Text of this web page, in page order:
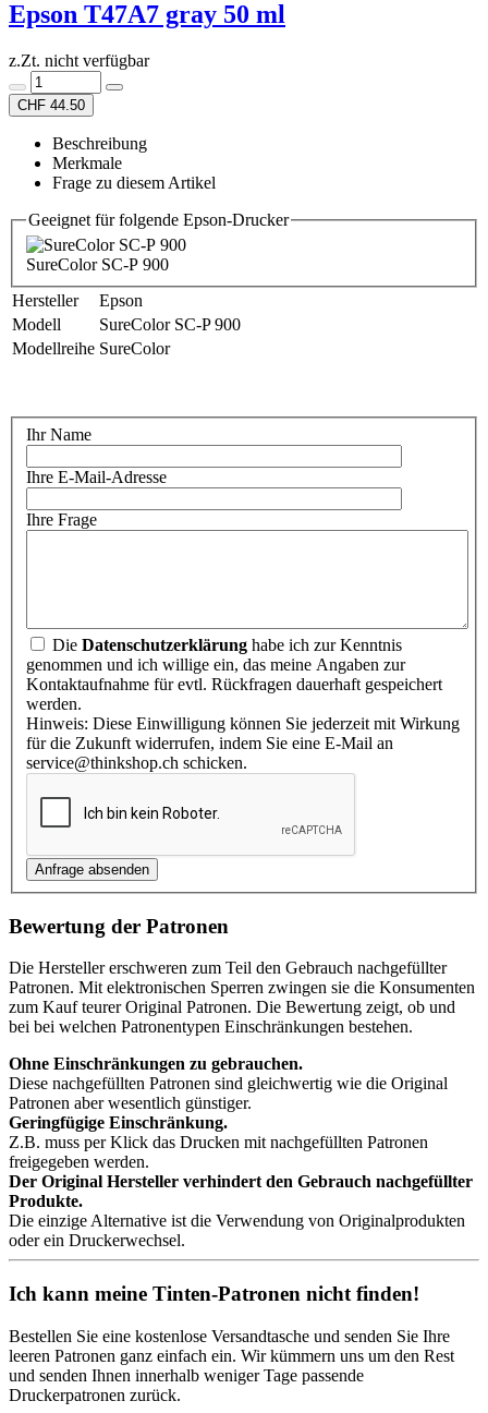
Epson T47A7 gray 50 ml
z.Zt. nicht verfügbar
CHF 44.50
Beschreibung
Merkmale
Frage zu diesem Artikel
Geeignet für folgende Epson-Drucker
SureColor SC-P 900
Hersteller
Epson
Modell
SureColor SC-P 900
Modellreihe SureColor
Ihr Name
Ihre E-Mail-Adresse
Ihre Frage
Die Datenschutzerklärung habe ich zur Kenntnis
genommen und ich willige ein, das meine Angaben zur
Kontaktaufnahme für evtl. Rückfragen dauerhaft gespeichert
werden.
Hinweis: Diese Einwilligung können Sie jederzeit mit Wirkung
für die Zukunft widerrufen, indem Sie eine E-Mail an
service@thinkshop.ch schicken.
Bewertung der Patronen
Die Hersteller erschweren zum Teil den Gebrauch nachgefüllter
Patronen. Mit elektronischen Sperren zwingen sie die Konsumenten
zum Kauf teurer Original Patronen. Die Bewertung zeigt, ob und
bei bei welchen Patronentypen Einschränkungen bestehen.
Ohne Einschränkungen zu gebrauchen.
Diese nachgefüllten Patronen sind gleichwertig wie die Original
Patronen aber wesentlich günstiger.
Geringfügige Einschränkung.
Z.B. muss per Klick das Drucken mit nachgefüllten Patronen
freigegeben werden.
Der Original Hersteller verhindert den Gebrauch nachgefüllter
Produkte.
Die einzige Alternative ist die Verwendung von Originalprodukten
oder ein Druckerwechsel.
Ich kann meine Tinten-Patronen nicht finden!
Bestellen Sie eine kostenlose Versandtasche und senden Sie Ihre
leeren Patronen ganz einfach ein. Wir kümmern uns um den Rest
und senden Ihnen innerhalb weniger Tage passende
Druckerpatronen zurück.